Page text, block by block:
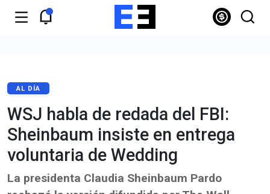
AL DÍA
WSJ habla de redada del FBI:
Sheinbaum insiste en entrega
voluntaria de Wedding
La presidenta Claudia Sheinbaum Pardo